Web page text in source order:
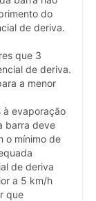
do
de deriva.
que 3
de deriva.
a menor
à evaporação
barra deve
o mínimo de
de deriva
a 5 km/h
que